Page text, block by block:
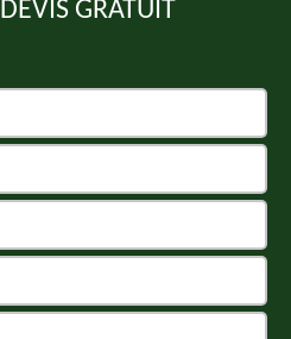
DEVIS GRATUIT